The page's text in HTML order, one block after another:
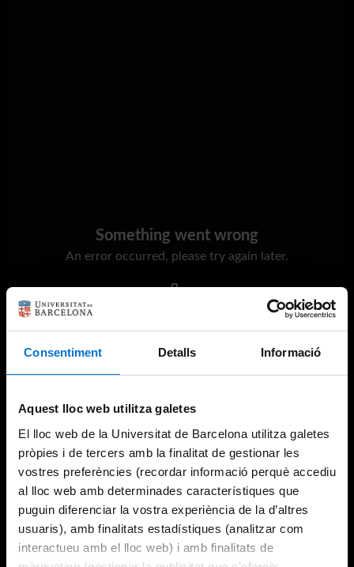
Consentiment Detalls Informació
Aquest lloc web utilitza galetes
El lloc web de la Universitat de Barcelona utilitza galetes
pròpies i de tercers amb la finalitat de gestionar les
vostres preferències (recordar informació perquè accediu
al lloc web amb determinades característiques que
puguin diferenciar la vostra experiència de la d’altres
usuaris), amb finalitats estadístiques (analitzar com
interactueu amb el lloc web) i amb finalitats de
Something went wrong
An error occurred, please try again later.
Try again